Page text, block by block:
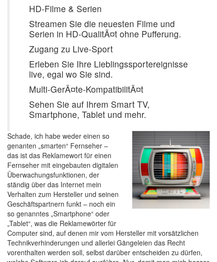
HD-Filme & Serien
Streamen Sie die neuesten Filme und
Serien in HD-QualitÃ¤t ohne Pufferung.
Zugang zu Live-Sport
Erleben Sie Ihre Lieblingssportereignisse
live, egal wo Sie sind.
Multi-GerÃ¤te-KompatibilitÃ¤t
Sehen Sie auf Ihrem Smart TV,
Smartphone, Tablet und mehr.
Schade, ich habe weder einen so
genanten „smarten“ Fernseher –
das ist das Reklamewort für einen
Fernseher mit eingebauten digitalen
Überwachungsfunktionen, der
ständig über das Internet mein
Verhalten zum Hersteller und seinen
Geschäftspartnern funkt – noch ein
so genanntes „Smartphone“ oder
„Tablet“, was die Reklamewörter für
Computer sind, auf denen mir vom Hersteller mit vorsätzlichen
Technikverhinderungen und allerlei Gängeleien das Recht
vorenthalten werden soll, selbst darüber entscheiden zu dürfen,